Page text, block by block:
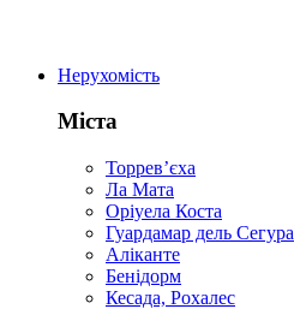
Нерухомість
Міста
Торревʼєха
Ла Мата
Оріуела Коста
Гуардамар дель Сегура
Аліканте
Бенідорм
Кесада, Рохалес